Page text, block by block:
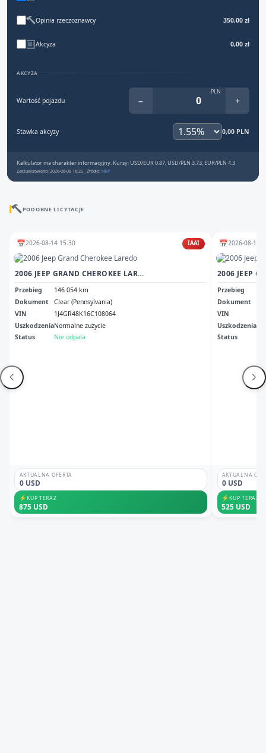
Opinia rzeczoznawcy 350,00 zł
Akcyza 0,00 zł
AKCYZA
Wartość pojazdu −
PLN
+
Stawka akcyzy 0,00 PLN
Kalkulator ma charakter informacyjny. Kursy: USD/EUR 0.87, USD/PLN 3.73, EUR/PLN 4.3
Zaktualizowano: 2026-08-08 18:25 · Źródło: NBP
PODOBNE LICYTACJE
📅2026-08-14 15:30 IAAI
2006 JEEP GRAND CHEROKEE LAREDO
Przebieg
146 054 km
Dokument
Clear (Pennsylvania)
VIN
1J4GR48K16C108064
UszkodzeniaNormalne zużycie
Status
Nie odpala
AKTUALNA OFERTA
0 USD
⚡KUP TERAZ
875 USD
📅2026-08-11
Przebieg
Dokument
VIN
Uszkodzenia
Status
AKTUALNA
0 USD
⚡KUP TERAZ
525 USD